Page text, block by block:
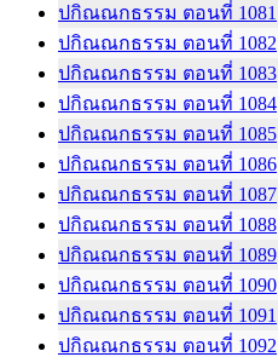
ปกิณณกธรรม ตอนที่ 1081
ปกิณณกธรรม ตอนที่ 1082
ปกิณณกธรรม ตอนที่ 1083
ปกิณณกธรรม ตอนที่ 1084
ปกิณณกธรรม ตอนที่ 1085
ปกิณณกธรรม ตอนที่ 1086
ปกิณณกธรรม ตอนที่ 1087
ปกิณณกธรรม ตอนที่ 1088
ปกิณณกธรรม ตอนที่ 1089
ปกิณณกธรรม ตอนที่ 1090
ปกิณณกธรรม ตอนที่ 1091
ปกิณณกธรรม ตอนที่ 1092